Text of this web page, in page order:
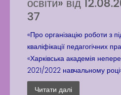
освіти» від
37
«Про організацію роботи з
кваліфікації педагогічних
«Харківська академія
2021/2022 навчальному
Читати далі